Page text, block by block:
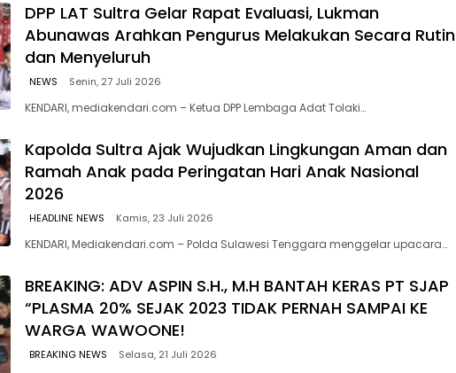
‎DPP LAT Sultra Gelar Rapat Evaluasi, Lukman
Abunawas Arahkan Pengurus Melakukan Secara Rutin
dan Menyeluruh
NEWS Senin, 27 Juli 2026
KENDARI, mediakendari.com – Ketua DPP Lembaga Adat Tolaki…
Kapolda Sultra Ajak Wujudkan Lingkungan Aman dan
Ramah Anak pada Peringatan Hari Anak Nasional
2026
HEADLINE NEWS Kamis, 23 Juli 2026
KENDARI, Mediakendari.com – Polda Sulawesi Tenggara menggelar upacara…
BREAKING: ADV ASPIN S.H., M.H BANTAH KERAS PT SJAP
“PLASMA 20% SEJAK 2023 TIDAK PERNAH SAMPAI KE
WARGA WAWOONE!
BREAKING NEWS Selasa, 21 Juli 2026